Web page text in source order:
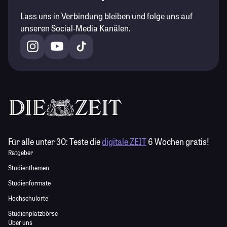
Lass uns in Verbindung bleiben und folge uns auf
unseren Social-Media Kanälen.
Für alle unter 30:Teste diedigitale ZEIT6 Wochen gratis!
Ratgeber
Studienthemen
Studienformate
Hochschulorte
Studienplatzbörse
Über uns